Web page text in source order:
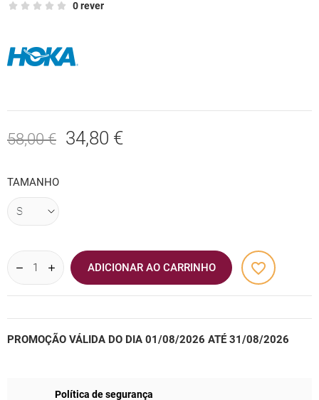
0 rever
58,00 € 34,80 €
TAMANHO
ADICIONAR AO CARRINHO favorite_border
PROMOÇÃO VÁLIDA DO DIA 01/08/2026 ATÉ 31/08/2026
Política de segurança